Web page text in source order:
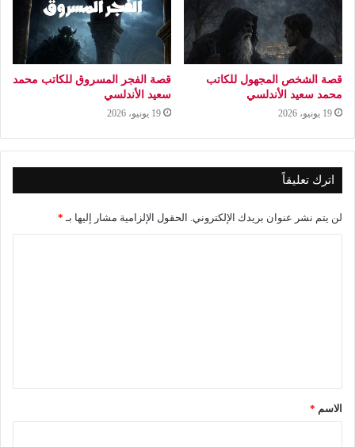
قصة الشخص المجهول للكاتب
محمد سعيد الأندلسي
19 يونيو، 2026
قصة الفجر المسروق للكاتب محمد
سعيد الأندلسي
19 يونيو، 2026
اترك تعليقاً
لن يتم نشر عنوان بريدك الإلكتروني. الحقول الإلزامية مشار إليها بـ *
ق
*
الاسم *